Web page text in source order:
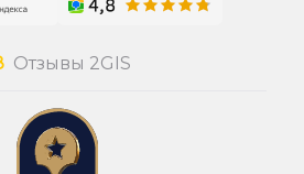
Отзывы 2GIS